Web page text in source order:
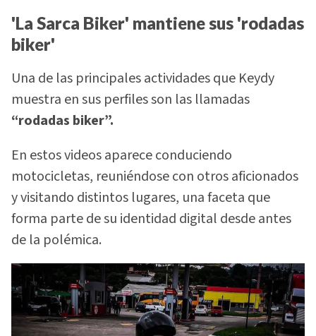
'La Sarca Biker' mantiene sus 'rodadas
biker'
Una de las principales actividades que Keydy
muestra en sus perfiles son las llamadas
“rodadas biker”.
En estos videos aparece conduciendo
motocicletas, reuniéndose con otros aficionados
y visitando distintos lugares, una faceta que
forma parte de su identidad digital desde antes
de la polémica.